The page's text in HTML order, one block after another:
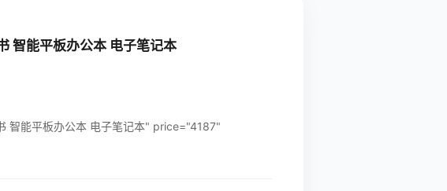
智能平板办公本 电子笔记本
智能平板办公本 电子笔记本" price="4187"